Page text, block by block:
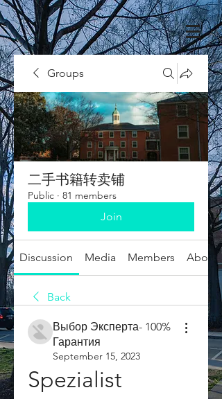
Groups
二手书籍转卖铺
Public · 81 members
Join
Discussion Media Members About
Back
Выбор Эксперта- 100%
Гарантия
September 15, 2023
Spezialist